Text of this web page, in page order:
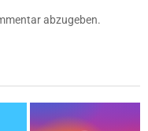
abzugeben.